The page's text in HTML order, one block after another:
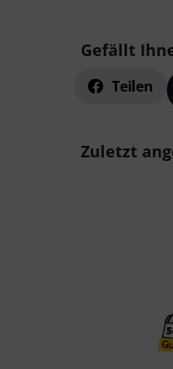
Gefällt
Teilen
Zuletzt